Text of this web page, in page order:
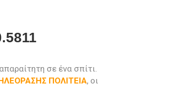
σε ένα σπίτι.
ΠΟΛΙΤΕΙΑ, οι